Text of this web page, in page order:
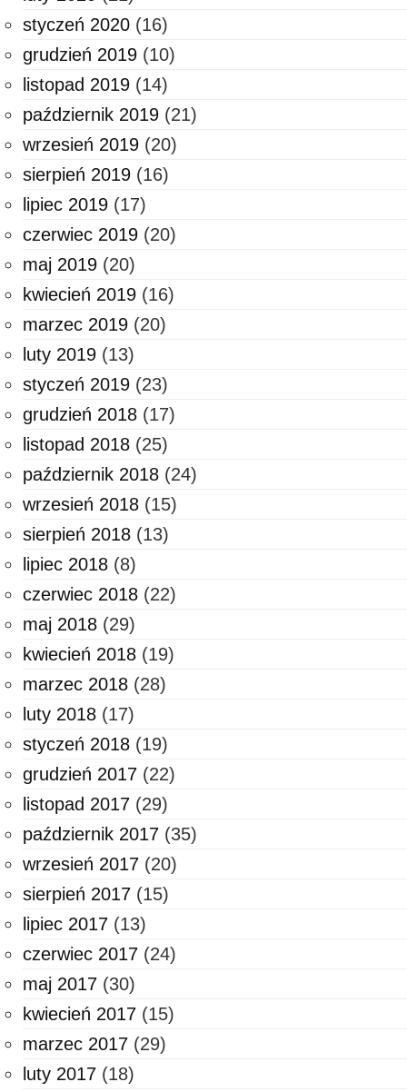
styczeń 2020 (16)
grudzień 2019 (10)
listopad 2019 (14)
październik 2019 (21)
wrzesień 2019 (20)
sierpień 2019 (16)
lipiec 2019 (17)
czerwiec 2019 (20)
maj 2019 (20)
kwiecień 2019 (16)
marzec 2019 (20)
luty 2019 (13)
styczeń 2019 (23)
grudzień 2018 (17)
listopad 2018 (25)
październik 2018 (24)
wrzesień 2018 (15)
sierpień 2018 (13)
lipiec 2018 (8)
czerwiec 2018 (22)
maj 2018 (29)
kwiecień 2018 (19)
marzec 2018 (28)
luty 2018 (17)
styczeń 2018 (19)
grudzień 2017 (22)
listopad 2017 (29)
październik 2017 (35)
wrzesień 2017 (20)
sierpień 2017 (15)
lipiec 2017 (13)
czerwiec 2017 (24)
maj 2017 (30)
kwiecień 2017 (15)
marzec 2017 (29)
luty 2017 (18)